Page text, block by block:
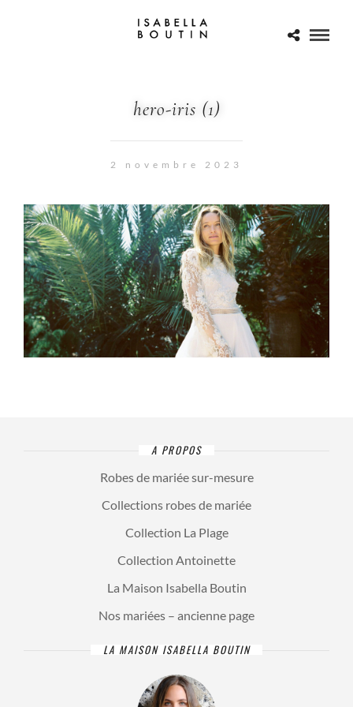
hero-iris (1)
2 novembre 2023
A PROPOS
Robes de mariée sur-mesure
Collections robes de mariée
Collection La Plage
Collection Antoinette
La Maison Isabella Boutin
Nos mariées – ancienne page
LA MAISON ISABELLA BOUTIN